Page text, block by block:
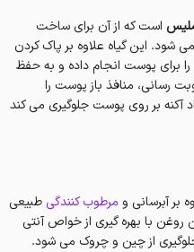
است که از آن برای ساخت
شود. این گیاه علاوه بر پاک کردن
را برای پوست انجام داده و به حفظ
رسانی، منافذ باز پوست را
آکنه بر روی پوست جلوگیری می کند
بر آبرسانی و مرطوب کنندگی طبیعی
با بهره گیری از خواص آنتی
از چین و چروک می شود.